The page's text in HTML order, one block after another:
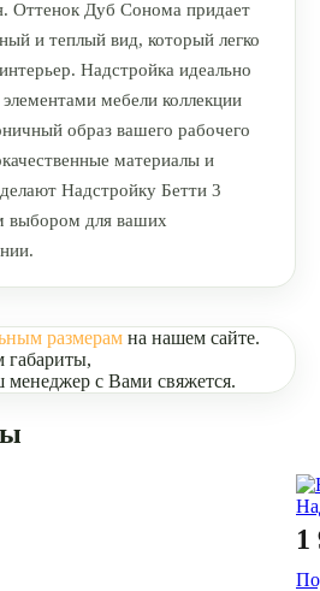
Оттенок Дуб Сонома придает
и теплый вид, который легко
Надстройка идеально
мебели коллекции
образ вашего рабочего
материалы и
Надстройку Бетти 3
выбором для ваших
размерам на нашем сайте.
менеджер с Вами свяжется.
1